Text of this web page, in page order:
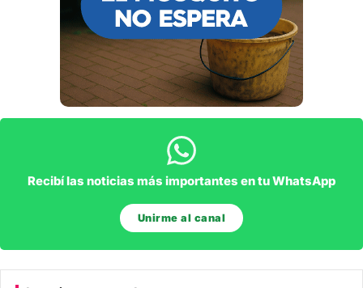
Recibí las noticias más importantes en tu WhatsApp
Unirme al canal